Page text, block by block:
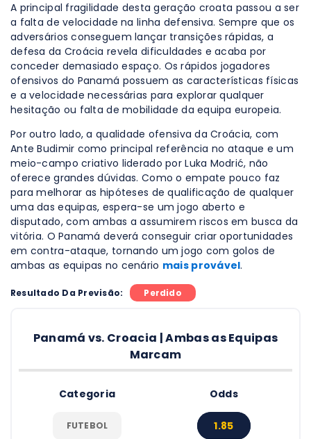
A principal fragilidade desta geração croata passou a ser
a falta de velocidade na linha defensiva. Sempre que os
adversários conseguem lançar transições rápidas, a
defesa da Croácia revela dificuldades e acaba por
conceder demasiado espaço. Os rápidos jogadores
ofensivos do Panamá possuem as características físicas
e a velocidade necessárias para explorar qualquer
hesitação ou falta de mobilidade da equipa europeia.
Por outro lado, a qualidade ofensiva da Croácia, com
Ante Budimir como principal referência no ataque e um
meio-campo criativo liderado por Luka Modrić, não
oferece grandes dúvidas. Como o empate pouco faz
para melhorar as hipóteses de qualificação de qualquer
uma das equipas, espera-se um jogo aberto e
disputado, com ambas a assumirem riscos em busca da
vitória. O Panamá deverá conseguir criar oportunidades
em contra-ataque, tornando um jogo com golos de
ambas as equipas no cenário mais provável.
Resultado Da Previsão: Perdido
Panamá vs. Croacia | Ambas as Equipas
Marcam
Categoria
FUTEBOL
Odds
1.85